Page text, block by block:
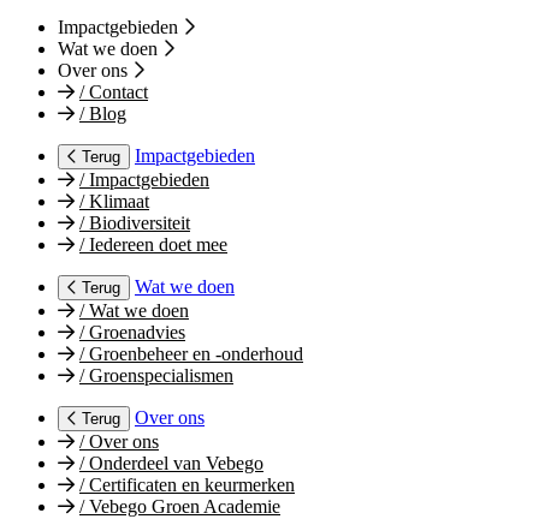
Impactgebieden
Wat we doen
Over ons
/Contact
/Blog
Terug
Impactgebieden
/Impactgebieden
/Klimaat
/Biodiversiteit
/Iedereen doet mee
Terug
Wat we doen
/Wat we doen
/Groenadvies
/Groenbeheer en -onderhoud
/Groenspecialismen
Terug
Over ons
/Over ons
/Onderdeel van Vebego
/Certificaten en keurmerken
/Vebego Groen Academie